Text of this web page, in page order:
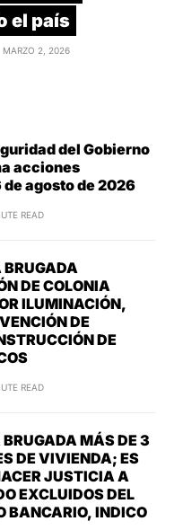
el país
MARZO 2, 2026
del Gobierno
acciones
agosto de 2026
READ
DE COLONIA
ILUMINACIÓN,
DE
DE
READ
MÁS DE 3
DE VIVIENDA; ES
JUSTICIA A
EXCLUIDOS DEL
BANCARIO, INDICO